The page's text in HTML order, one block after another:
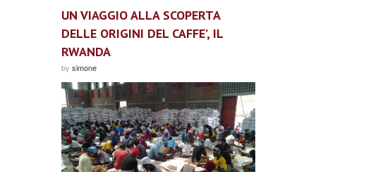
UN VIAGGIO ALLA SCOPERTA
DELLE ORIGINI DEL CAFFE’, IL
RWANDA
by simone